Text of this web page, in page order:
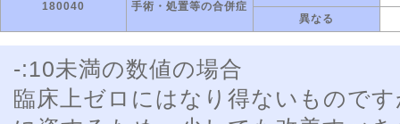
180040 手術・処置等の合併症
異なる
-:10未満の数値の場合
臨床上ゼロにはなり得ないもので